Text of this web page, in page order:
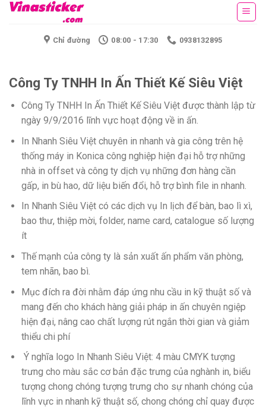
Skip
Chỉ đường 08:00 - 17:30 0938132895
Công Ty TNHH In Ấn Thiết Kế Siêu Việt
Công Ty TNHH In Ấn Thiết Kế Siêu Việt được thành lập từ
ngày 9/9/2016 lĩnh vực hoạt động về in ấn.
In Nhanh Siêu Việt chuyên in nhanh và gia công trên hệ
thống máy in Konica công nghiệp hiện đại hỗ trợ những
nhà in offset và công ty dịch vụ những đơn hàng cần
gấp, in bù hao, dữ liệu biến đổi, hỗ trợ bình file in nhanh.
In Nhanh Siêu Việt có các dịch vụ In lịch để bàn, bao lì xì,
bao thư, thiệp mời, folder, name card, catalogue số lượng
ít
Thế mạnh của công ty là sản xuất ấn phẩm văn phòng,
tem nhãn, bao bì.
Mục đích ra đời nhằm đáp ứng nhu cầu in kỹ thuật số và
mang đến cho khách hàng giải pháp in ấn chuyên ngiệp
hiện đại, nâng cao chất lượng rút ngắn thời gian và giảm
thiểu chi phí
Ý nghĩa logo In Nhanh Siêu Việt: 4 màu CMYK tượng
trưng cho màu sắc cơ bản đặc trưng của nghành in, biểu
tượng chong chóng tượng trưng cho sự nhanh chóng của
lĩnh vực in nhanh kỹ thuật số, chong chóng chỉ quay được